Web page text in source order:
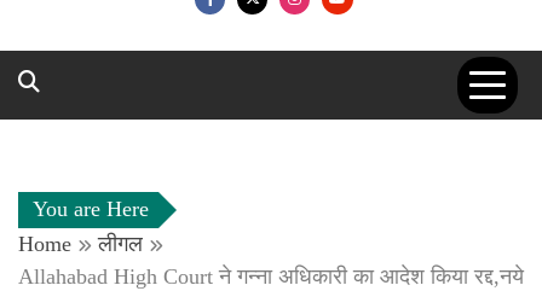
You are Here
Home
लीगल
Allahabad High Court ने गन्ना अधिकारी का आदेश किया रद्द,नये